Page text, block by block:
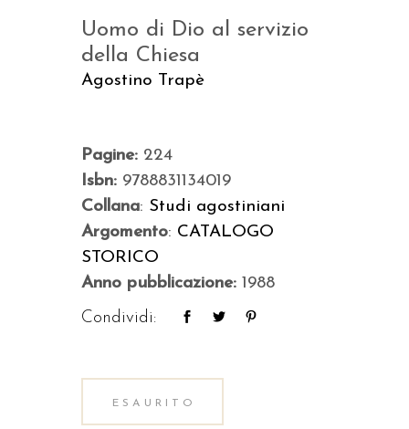
Uomo di Dio al servizio
della Chiesa
Agostino Trapè
Pagine: 224
Isbn: 9788831134019
Collana: Studi agostiniani
Argomento: CATALOGO
STORICO
Anno pubblicazione: 1988
Condividi:
ESAURITO